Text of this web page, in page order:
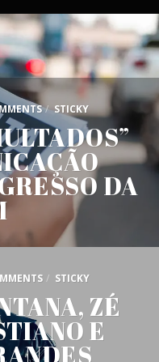
/ STICKY
DA
/ STICKY
ZÉ
E